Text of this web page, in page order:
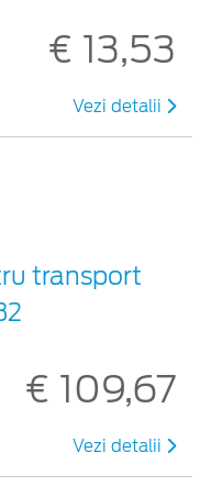
€ 13,53
Vezi detalii
transport
€ 109,67
Vezi detalii